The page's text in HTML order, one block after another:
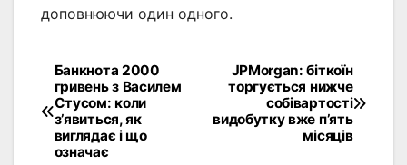
доповнюючи один одного.
Навігація
записів
JPMorgan: біткоїн
торгується нижче
собівартості
видобутку вже п’ять
місяців
Банкнота 2000
гривень з Василем
Стусом: коли
з’явиться, як
виглядає і що
означає